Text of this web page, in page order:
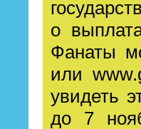
о
Фанаты
или
увидеть
до 7